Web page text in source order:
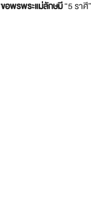
ขอพรพระแม่ลักษมี“5 ราศี